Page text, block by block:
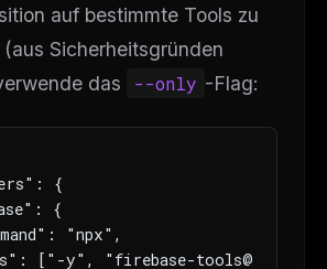
auf bestimmte Tools zu
Sicherheitsgründen
das
--only -Flag: